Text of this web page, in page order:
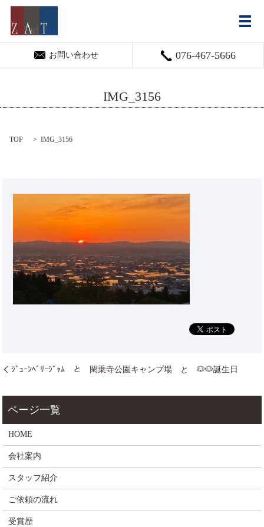
お問い合わせ 076-467-5666
メ
IMG_3156
TOP IMG_3156
ｼﾞｭｰﾝﾍﾞﾘｰｼﾞｬﾑ と 閑乗寺公園キャンプ場 と 🐶🐶誕生日
HOME
会社案内
スタッフ紹介
ご依頼の流れ
受賞歴